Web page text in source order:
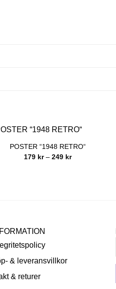
POSTER “1948 RETRO“
179 kr – 249 krPrisintervall:
& leveransvillkor
& returer